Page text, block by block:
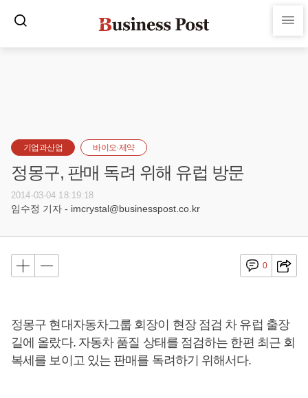
기업과산업 바이오·제약
정몽구, 판매 독려 위해 유럽 방문
2014-03-04 18:19:18
임수정 기자 - imcrystal@businesspost.co.kr
0
정몽구 현대자동차그룹 회장이 현장 점검 차 유럽 출장
길에 올랐다. 자동차 품질 상태를 점검하는 한편 최근 회
복세를 보이고 있는 판매를 독려하기 위해서다.